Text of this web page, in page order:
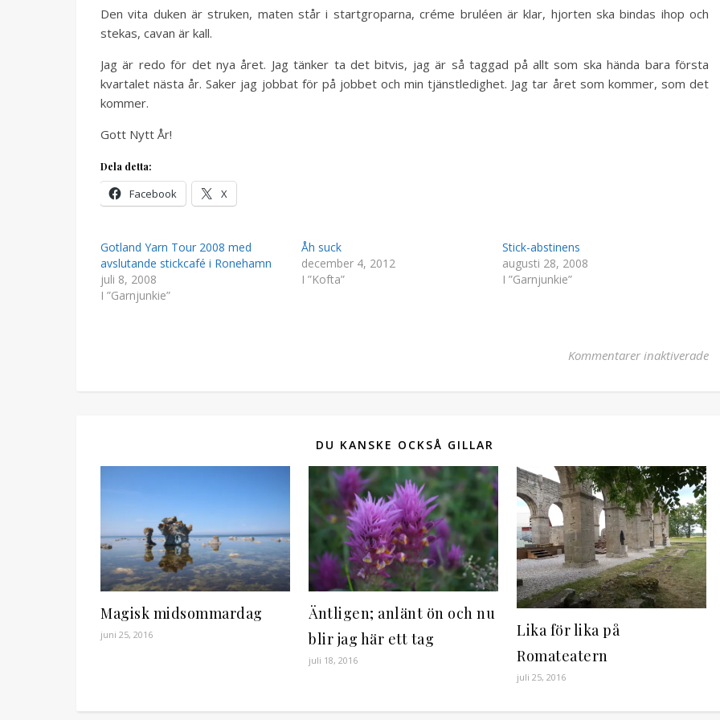
Den vita duken är struken, maten står i startgroparna, créme bruléen är klar, hjorten ska bindas ihop och
stekas, cavan är kall.
Jag är redo för det nya året. Jag tänker ta det bitvis, jag är så taggad på allt som ska hända bara första
kvartalet nästa år. Saker jag jobbat för på jobbet och min tjänstledighet. Jag tar året som kommer, som det
kommer.
Gott Nytt År!
Dela detta:
Facebook X
Gotland Yarn Tour 2008 med
avslutande stickcafé i Ronehamn
juli 8, 2008
I ”Garnjunkie”
Åh suck
december 4, 2012
I ”Kofta”
Stick-abstinens
augusti 28, 2008
I ”Garnjunkie”
Kommentarer inaktiverade
DU KANSKE OCKSÅ GILLAR
Magisk midsommardag
juni 25, 2016
Äntligen; anlänt ön och nu
blir jag här ett tag
juli 18, 2016
Lika för lika på
Romateatern
juli 25, 2016